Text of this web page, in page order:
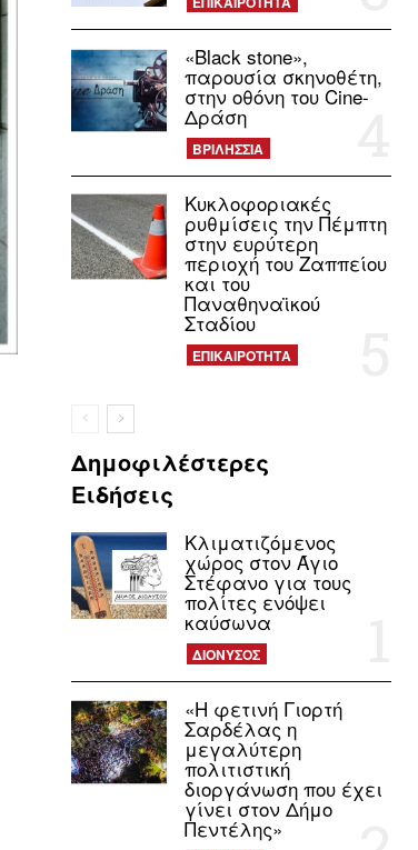
«Black stone»,
παρουσία σκηνοθέτη,
στην οθόνη του Cine-
Δράση
ΒΡΙΛΗΣΣΙΑ
Κυκλοφοριακές
ρυθμίσεις την Πέμπτη
στην ευρύτερη
περιοχή του Ζαππείου
και του
Παναθηναϊκού
Σταδίου
ΕΠΙΚΑΙΡΟΤΗΤΑ
Δημοφιλέστερες
Ειδήσεις
Κλιματιζόμενος
χώρος στον Άγιο
Στέφανο για τους
πολίτες ενόψει
καύσωνα
ΔΙΟΝΥΣΟΣ
«Η φετινή Γιορτή
Σαρδέλας η
μεγαλύτερη
πολιτιστική
διοργάνωση που έχει
γίνει στον Δήμο
Πεντέλης»